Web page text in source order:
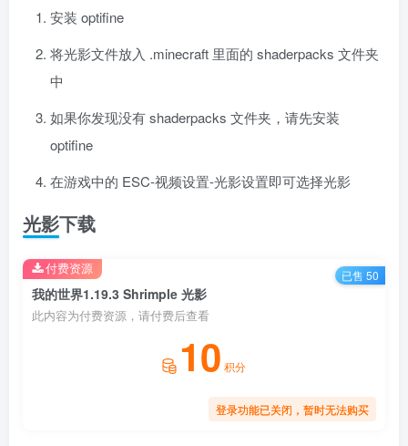
安装 optifine
将光影文件放入 .minecraft 里面的 shaderpacks 文件夹
中
如果你发现没有 shaderpacks 文件夹，请先安装
optifine
在游戏中的 ESC-视频设置-光影设置即可选择光影
光影下载
我的世界1.19.3 Shrimple 光影
此内容为付费资源，请付费后查看
10 积分
登录功能已关闭，暂时无法购买
付费资源 已售 50